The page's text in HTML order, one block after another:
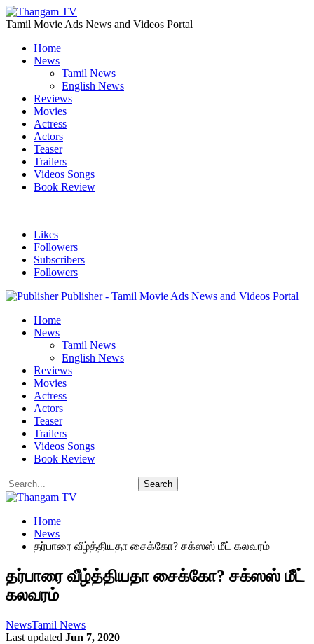
Tamil Movie Ads News and Videos Portal
Home
News
Tamil News
English News
Reviews
Movies
Actress
Actors
Teaser
Trailers
Videos Songs
Book Review
Likes
Followers
Subscribers
Followers
Publisher - Tamil Movie Ads News and Videos Portal
Home
News
Tamil News
English News
Reviews
Movies
Actress
Actors
Teaser
Trailers
Videos Songs
Book Review
Home
News
தர்பாரை வீழ்த்தியதா சைக்கோ? சக்ஸஸ் மீட் கலவரம்
தர்பாரை வீழ்த்தியதா சைக்கோ? சக்ஸஸ் மீட்
கலவரம்
NewsTamil News
Last updated Jun 7, 2020